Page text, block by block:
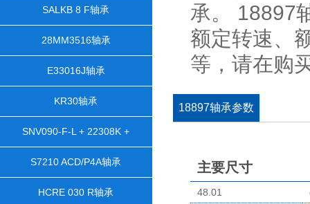
SALKB 8 F轴承
28MM3516轴承
E33016J轴承
KR30轴承
SNV090-F-L + 22308K +
H2308X106 + TCV608轴承
S7210 ACD/P4A轴承
HCRE 030 R轴承
承。 18897
额定转速、
等，请在购
18897轴承参数
主要尺寸
48.01